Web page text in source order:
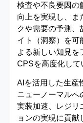
検査や不良要因の
向上を実現し、ま
クや需要の予測、
イト（洞察）を可
よる新しい知見を
CPSを高度化して
AIを活用した生産
ニューノーマルへ
実装加速、レジリ
ョンの実現に貢献